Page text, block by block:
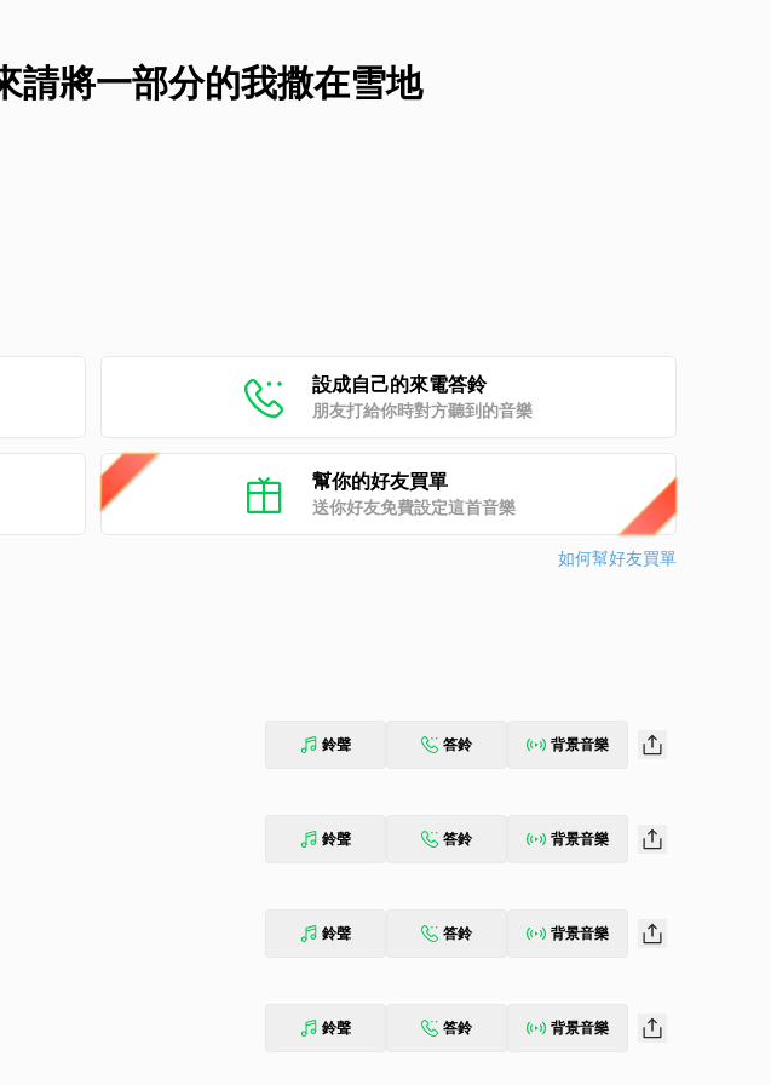
請將一部分的我撒在雪地
設成自己的來電答鈴
朋友打給你時對方聽到的音樂
幫你的好友買單
送你好友免費設定這首音樂
如何幫好友買單
鈴聲 答鈴 背景音樂
鈴聲 答鈴 背景音樂
鈴聲 答鈴 背景音樂
鈴聲 答鈴 背景音樂